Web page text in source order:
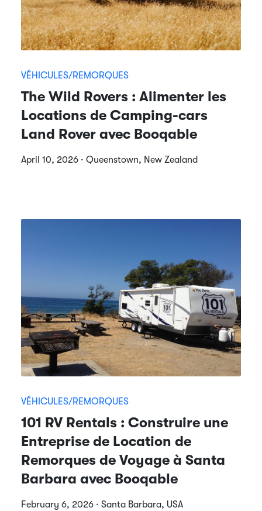
VÉHICULES/REMORQUES
The Wild Rovers : Alimenter les
Locations de Camping-cars
Land Rover avec Booqable
April 10, 2026 · Queenstown, New Zealand
VÉHICULES/REMORQUES
101 RV Rentals : Construire une
Entreprise de Location de
Remorques de Voyage à Santa
Barbara avec Booqable
February 6, 2026 · Santa Barbara, USA